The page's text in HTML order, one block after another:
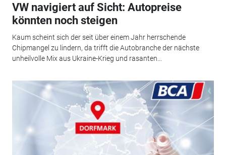
VW navigiert auf Sicht: Autopreise
könnten noch steigen
Kaum scheint sich der seit über einem Jahr herrschende
Chipmangel zu lindern, da trifft die Autobranche der nächste
unheilvolle Mix aus Ukraine-Krieg und rasanten...